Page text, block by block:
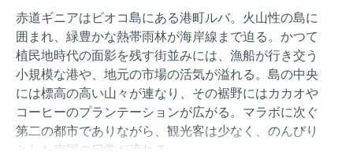
赤道ギニアはビオコ島にある港町ルバ。火山性の島に
囲まれ、緑豊かな熱帯雨林が海岸線まで迫る。かつて
植民地時代の面影を残す街並みには、漁船が行き交う
小規模な港や、地元の市場の活気が溢れる。島の中央
には標高の高い山々が連なり、その裾野にはカカオや
コーヒーのプランテーションが広がる。マラボに次ぐ
第二の都市でありながら、観光客は少なく、のんびり
とした南国の日常が流れる。